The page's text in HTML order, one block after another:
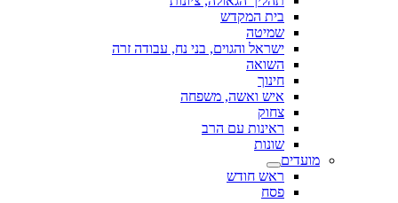
בית המקדש
שמיטה
ישראל והגוים, בני נח, עבודה זרה
השואה
חינוך
איש ואשה, משפחה
צחוק
ראינות עם הרב
שונות
מועדים
ראש חודש
פסח